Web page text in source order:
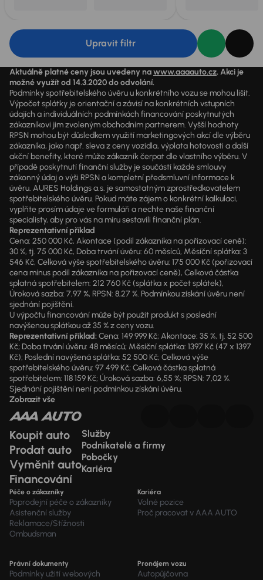
Upravit filtr
Aktuálně platné ceny jsou uvedeny nawww.aaaauto.cz. Akci je
možné využít od 14.3.2020 do odvolání.
Podmínky spotřebitelského úvěru u konkrétního vozu se mohou lišit.
Výpočet splátky je orientační a závisí na konkrétních vstupních
údajích a individuálních podmínkách financování poskytnutých
zákazníkovi jim zvoleným obchodním partnerem. Vyšší hodnoty
RPSN mohou být důsledkem využití marketingových akcí dle výběru
zákazníka, jako např. sleva z ceny vozidla, výplata hotovosti a další
akční benefity, které může zákazník čerpat dle vlastního výběru. V
případě poskytnutí finanční služby je součástí každé smlouvy
zákonný údaj o výši RPSN a kompletní předsmluvní informace k
úvěru. AURES Holdings a.s. je samostatným zprostředkovatelem
spotřebitelského úvěru. Pokud máte zájem o konkrétní kalkulaci,
vyplňte prosím údaje ve formuláři a nechte naše finanční
specialisty, aby pro vás na míru sestavili finanční plán.
Reprezentativní příklad
Cena: 250 000 Kč, Akontace (podíl zákazníka na pořizovací ceně):
30 %, tj. 75 000 Kč, Doba trvání úvěru: 60 měsíců, Měsíční splátka: 3
546 Kč, Celková výše spotřebitelského úvěru: 175 000 Kč (pořizovací
cena mínus podíl zákazníka na pořizovací ceně), Celková částka
splatná spotřebitelem: 212 760 Kč (splátka x počet splátek),
Úroková sazba: 7,97 %, RPSN: 8,27 %. Podmínkou získání úvěru není
sjednání pojištění.
U výpočtu financování může být použit produkt s poslední
navýšenou splátkou až 35 % z ceny vozu.
Reprezentativní příklad:Cena: 149 999 Kč; Akontace: 35 %, tj. 52 500
Kč; Doba trvání úvěru: 48 měsíců; Měsíční splátka: 1397 Kč (47 x 1397
Kč); Poslední navýšená splátka: 52 500 Kč; Celková výše
spotřebitelského úvěru: 97 499 Kč; Celková částka splatná
spotřebitelem: 118 159 Kč; Úroková sazba: 6,55 %; RPSN: 7,02 %.
Sjednání pojištění není podmínkou získání úvěru.
Zobrazit vše
Koupit auto
Prodat auto
Vyměnit auto
Financování
Služby
Podnikatelé a firmy
Pobočky
Kariéra
Péče o zákazníky
Poprodejní péče o zákazníky
Asistenční služby
Reklamace/Stížnosti
Ombudsman
Kariéra
Volné pozice
Proč pracovat v AAA AUTO
Právní dokumenty
Podmínky užití webových
Pronájem vozu
Autopůjčovna